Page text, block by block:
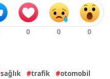
sağlık trafik
otomobil